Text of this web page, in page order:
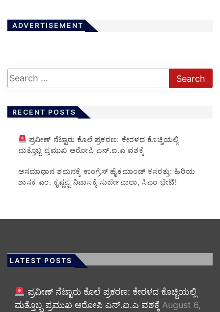
ADVERTISEMENT
RECENT POSTS
ಪ್ರವೀಣ್ ನೆಟ್ಟಾರು ಕೊಲೆ ಪ್ರಕರಣ: ಕೇರಳದ ಕೊಚ್ಚಿಯಲ್ಲಿ
ಮತ್ತೊಬ್ಬ ಪ್ರಮುಖ ಆರೋಪಿ ಎನ್.ಐ.ಎ ವಶಕ್ಕೆ
ಅಸಮಾಧಾನ ಶಮನಕ್ಕೆ ಕಾಂಗ್ರೆಸ್ ಹೈಕಮಾಂಡ್ ಕಸರತ್ತು: ಹಿರಿಯ
ಶಾಸಕ ಎಂ. ಕೃಷ್ಣಪ್ಪ ನಿವಾಸಕ್ಕೆ ಸುರ್ಜೇವಾಲಾ, ಸಿಎಂ ಭೇಟಿ!
LATEST POSTS
ಪ್ರವೀಣ್ ನೆಟ್ಟಾರು ಕೊಲೆ ಪ್ರಕರಣ: ಕೇರಳದ ಕೊಚ್ಚಿಯಲ್ಲಿ
ಮತ್ತೊಬ್ಬ ಪ್ರಮುಖ ಆರೋಪಿ ಎನ್.ಐ.ಎ ವಶಕ್ಕೆ August 6,